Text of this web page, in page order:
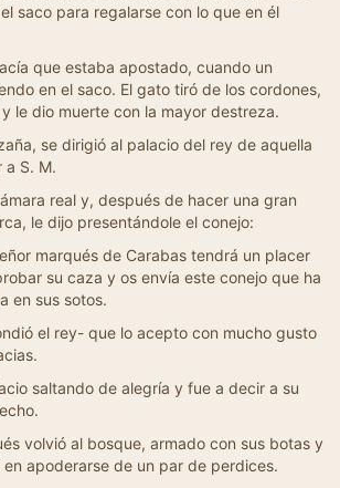
saco para regalarse con lo que en él
que estaba apostado, cuando un
en el saco. El gato tiró de los cordones,
le dio muerte con la mayor destreza.
se dirigió al palacio del rey de aquella
a S. M.
real y, después de hacer una gran
le dijo presentándole el conejo:
marqués de Carabas tendrá un placer
su caza y os envía este conejo que ha
en sus sotos.
el rey- que lo acepto con mucho gusto
saltando de alegría y fue a decir a su
volvió al bosque, armado con sus botas y
apoderarse de un par de perdices.